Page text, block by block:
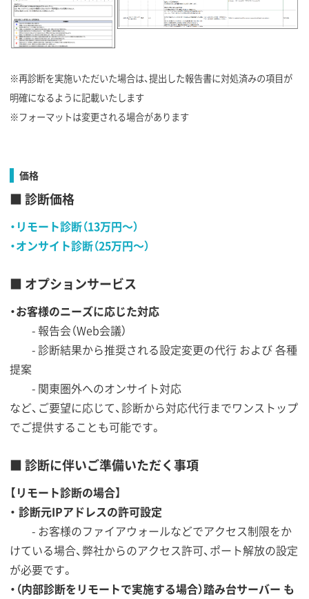
※再診断を実施いただいた場合は、提出した報告書に対処済みの項目が
明確になるように記載いたします
※フォーマットは変更される場合があります
価格
■ 診断価格
・リモート診断（13万円〜）
・オンサイト診断（25万円〜）
■ オプションサービス
・お客様のニーズに応じた対応
- 報告会（Web会議）
- 診断結果から推奨される設定変更の代行 および 各種
提案
- 関東圏外へのオンサイト対応
など、ご要望に応じて、診断から対応代行までワンストップ
でご提供することも可能です。
■ 診断に伴いご準備いただく事項
【リモート診断の場合】
・ 診断元IPアドレスの許可設定
- お客様のファイアウォールなどでアクセス制限をか
けている場合、弊社からのアクセス許可、ポート解放の設定
が必要です。
・（内部診断をリモートで実施する場合）踏み台サーバー も